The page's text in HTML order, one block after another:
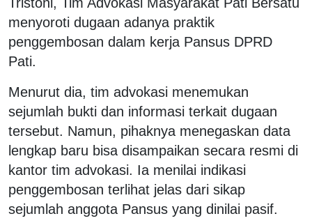
menyoroti dugaan adanya praktik
penggembosan dalam kerja Pansus DPRD
Pati.
Menurut dia, tim advokasi menemukan
sejumlah bukti dan informasi terkait dugaan
tersebut. Namun, pihaknya menegaskan data
lengkap baru bisa disampaikan secara resmi di
kantor tim advokasi. Ia menilai indikasi
penggembosan terlihat jelas dari sikap
sejumlah anggota Pansus yang dinilai pasif.